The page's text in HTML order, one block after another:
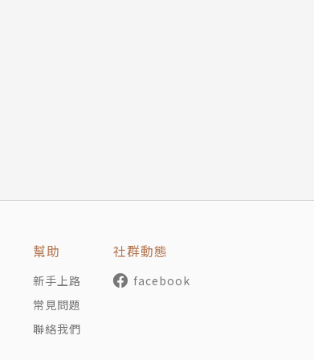
幫助
新手上路
常見問題
聯絡我們
社群動態
facebook